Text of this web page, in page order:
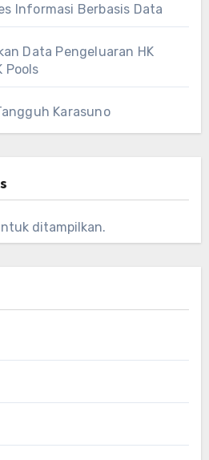
Informasi Berbasis Data
Data Pengeluaran HK
Pools
Karasuno
ditampilkan.